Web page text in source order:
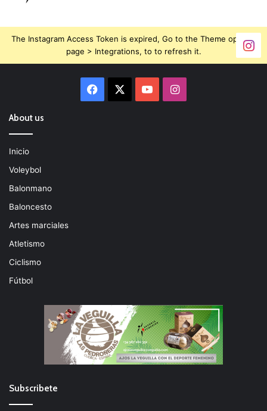
The Instagram Access Token is expired, Go to the Theme options
page > Integrations, to to refresh it.
Facebook YouTubeInstagram
About us
Inicio
Voleybol
Balonmano
Baloncesto
Artes marciales
Atletismo
Ciclismo
Fútbol
Subscribete